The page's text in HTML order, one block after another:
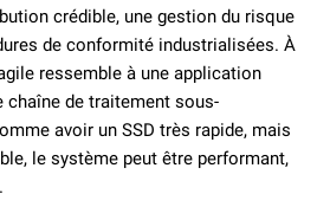
crédible, une gestion du risque
de conformité industrialisées. À
ressemble à une application
chaîne de traitement sous-
avoir un SSD très rapide, mais
le système peut être performant,